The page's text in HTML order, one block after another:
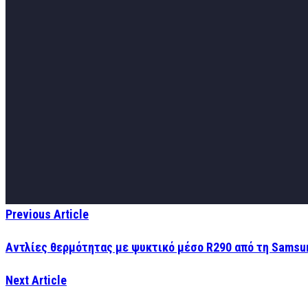
Previous Article
Αντλίες θερμότητας με ψυκτικό μέσο R290 από τη
Next Article